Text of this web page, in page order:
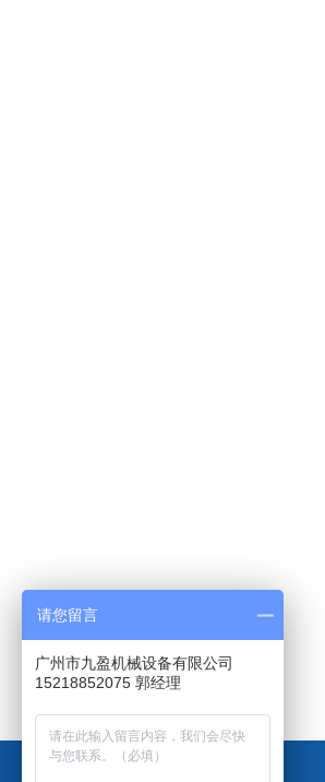
请您留言
广州市九盈机械设备有限公司
15218852075 郭经理